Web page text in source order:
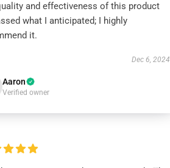
and effectiveness of this product
what I anticipated; I highly
it.
Dec 6, 2024
Aaron
Verified owner